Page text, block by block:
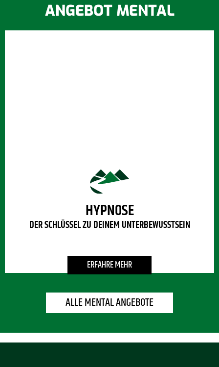
ANGEBOT MENTAL
HYPNOSE
DER SCHLÜSSEL ZU DEINEM UNTERBEWUSSTSEIN
ERFAHRE MEHR
ALLE MENTAL ANGEBOTE